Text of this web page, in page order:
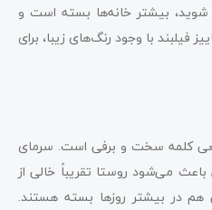
شوید، بیشتر خانه‌ها بسته است و
فیلبند با وجود رنگ‌های زیبا، برای
کلمه سخت و برفی است. سرمای
می‌شود روستا تقریباً خالی از
در بیشتر روزها بسته هستند.